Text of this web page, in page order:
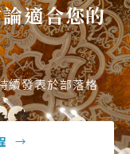
適合您的
續發表於部落格
→